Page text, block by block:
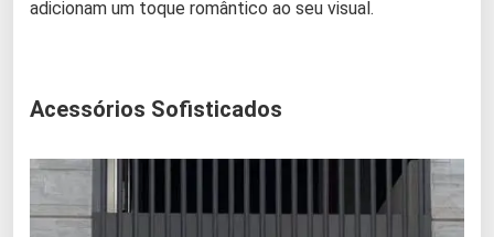
adicionam um toque romântico ao seu visual.
Acessórios Sofisticados